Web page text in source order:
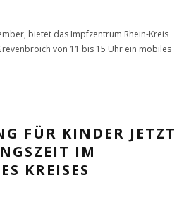
bietet das Impfzentrum Rhein-Kreis
von 11 bis 15 Uhr ein mobiles
FÜR KINDER JETZT
IM
KREISES